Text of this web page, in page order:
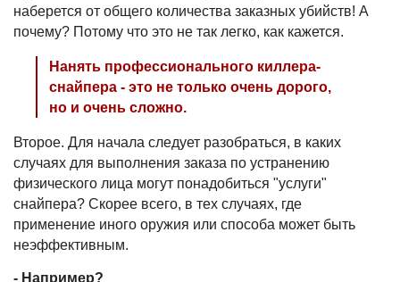
наберется от общего количества заказных убийств! А
почему? Потому что это не так легко, как кажется.
Нанять профессионального киллера-
снайпера - это не только очень дорого,
но и очень сложно.
Второе. Для начала следует разобраться, в каких
случаях для выполнения заказа по устранению
физического лица могут понадобиться "услуги"
снайпера? Скорее всего, в тех случаях, где
применение иного оружия или способа может быть
неэффективным.
- Например?